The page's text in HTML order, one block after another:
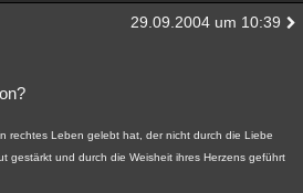
29.09.2004 um 10:39
rechtes Leben gelebt hat, der nicht durch die Liebe
gestärkt und durch die Weisheit ihres Herzens geführt